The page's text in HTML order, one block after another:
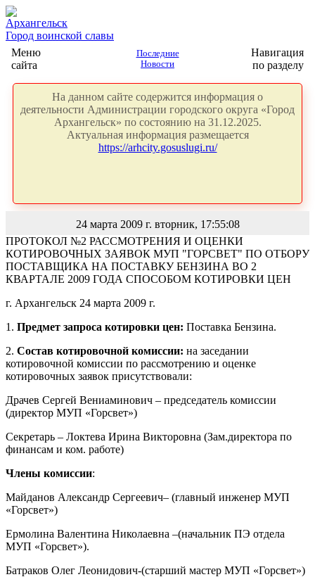
Архангельск
Город воинской славы
Меню
сайта
Последние
Новости
Навигация
по разделу
На данном сайте содержится информация о
деятельности Администрации городского округа «Город
Архангельск» по состоянию на 31.12.2025.
Актуальная информация размещается
https://arhcity.gosuslugi.ru/
24 марта 2009 г. вторник, 17:55:08
ПРОТОКОЛ №2 РАССМОТРЕНИЯ И ОЦЕНКИ
КОТИРОВОЧНЫХ ЗАЯВОК МУП "ГОРСВЕТ" ПО ОТБОРУ
ПОСТАВЩИКА НА ПОСТАВКУ БЕНЗИНА ВО 2
КВАРТАЛЕ 2009 ГОДА СПОСОБОМ КОТИРОВКИ ЦЕН
г. Архангельск 24 марта 2009 г.
1. Предмет запроса котировки цен: Поставка Бензина.
2. Состав котировочной комиссии: на заседании
котировочной комиссии по рассмотрению и оценке
котировочных заявок присутствовали:
Драчев Сергей Вениаминович – председатель комиссии
(директор МУП «Горсвет»)
Секретарь – Локтева Ирина Викторовна (Зам.директора по
финансам и ком. работе)
Члены комиссии:
Майданов Александр Сергеевич– (главный инженер МУП
«Горсвет»)
Ермолина Валентина Николаевна –(начальник ПЭ отдела
МУП «Горсвет»).
Батраков Олег Леонидович-(старший мастер МУП «Горсвет»)